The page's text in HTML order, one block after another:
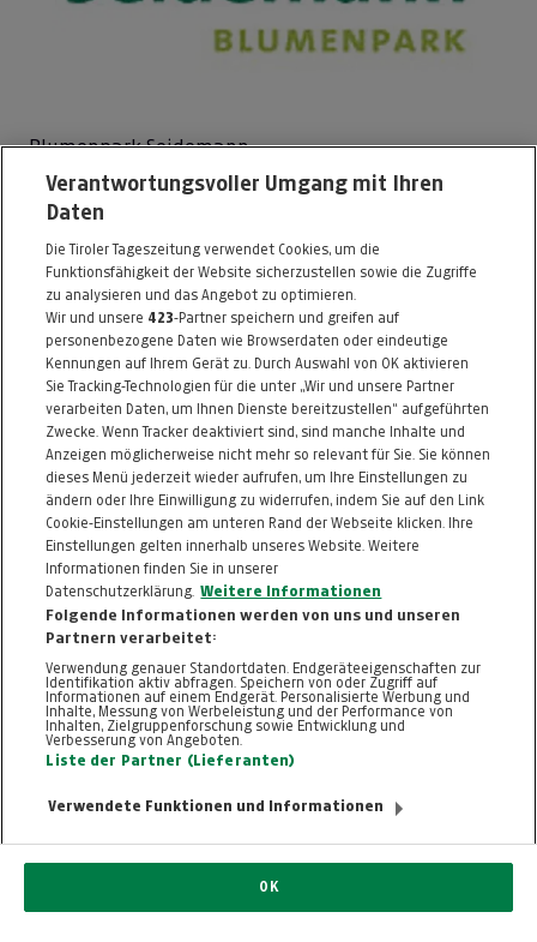
Blumenpark Seidemann
Michelfeld 7
6176 Völs info@blumenpark.at
Telefon: 0512 / 30 28 00
E-Mail:info@blumenpark.at
http://www.blumenpark.at
Alle Artikel des Händlers
Informationen zum Kaufvertrag
ZURÜCK NACH
OBEN
© 2026, TT.com | New Media Online GmbH |
Nutzung ausschließlich für den privaten
Eigenbedarf. Eine Weiterverwendung und
Reproduktion über den persönlichen Gebrauch
FAQ HILFE IMPRESSUM
KONTAKT DATENSCHUTZ
Verantwortungsvoller Umgang mit Ihren
Daten
Die Tiroler Tageszeitung verwendet Cookies, um die
Funktionsfähigkeit der Website sicherzustellen sowie die Zugriffe
zu analysieren und das Angebot zu optimieren.
Wir und unsere 423-Partner speichern und greifen auf
personenbezogene Daten wie Browserdaten oder eindeutige
Kennungen auf Ihrem Gerät zu. Durch Auswahl von OK aktivieren
Sie Tracking-Technologien für die unter „Wir und unsere Partner
verarbeiten Daten, um Ihnen Dienste bereitzustellen“ aufgeführten
Zwecke. Wenn Tracker deaktiviert sind, sind manche Inhalte und
Anzeigen möglicherweise nicht mehr so relevant für Sie. Sie können
dieses Menü jederzeit wieder aufrufen, um Ihre Einstellungen zu
ändern oder Ihre Einwilligung zu widerrufen, indem Sie auf den Link
Cookie-Einstellungen am unteren Rand der Webseite klicken. Ihre
Einstellungen gelten innerhalb unseres Website. Weitere
Informationen finden Sie in unserer
Datenschutzerklärung.
Weitere Informationen
Folgende Informationen werden von uns und unseren
Partnern verarbeitet:
Verwendung genauer Standortdaten. Endgeräteeigenschaften zur
Identifikation aktiv abfragen. Speichern von oder Zugriff auf
Informationen auf einem Endgerät. Personalisierte Werbung und
Inhalte, Messung von Werbeleistung und der Performance von
Inhalten, Zielgruppenforschung sowie Entwicklung und
Verbesserung von Angeboten.
Liste der Partner (Lieferanten)
Verwendete Funktionen und Informationen
OK